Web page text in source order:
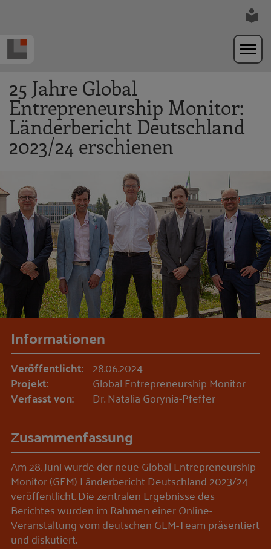
25 Jahre Global
Entrepreneurship Monitor:
Länderbericht Deutschland
2023/24 erschienen
Informationen
Veröffentlicht: 28.06.2024
Projekt: Global Entrepreneurship Monitor
Verfasst von: Dr. Natalia Gorynia-Pfeffer
Zusammenfassung
Am 28. Juni wurde der neue Global Entrepreneurship
Monitor (GEM) Länderbericht Deutschland 2023/24
veröffentlicht. Die zentralen Ergebnisse des
Berichtes wurden im Rahmen einer Online-
Veranstaltung vom deutschen GEM-Team präsentiert
und diskutiert.